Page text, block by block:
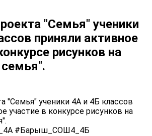
"Семья" ученики
приняли активное
рисунков на
"Семья" ученики 4А и 4Б классов
участие в конкурсе рисунков на
#Барыш_СОШ4_4Б